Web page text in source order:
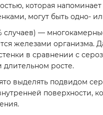
которая
могут быть одно-
случаев) —
железами организма.
в сравнении с
росте.
выделять подвидом
поверхности,